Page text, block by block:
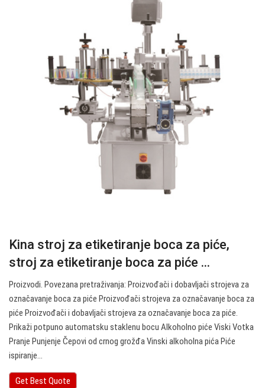
Kina stroj za etiketiranje boca za piće,
stroj za etiketiranje boca za piće ...
Proizvodi. Povezana pretraživanja: Proizvođači i dobavljači strojeva za
označavanje boca za piće Proizvođači strojeva za označavanje boca za
piće Proizvođači i dobavljači strojeva za označavanje boca za piće.
Prikaži potpuno automatsku staklenu bocu Alkoholno piće Viski Votka
Pranje Punjenje Čepovi od crnog grožđa Vinski alkoholna pića Piće
ispiranje…
Get Best Quote